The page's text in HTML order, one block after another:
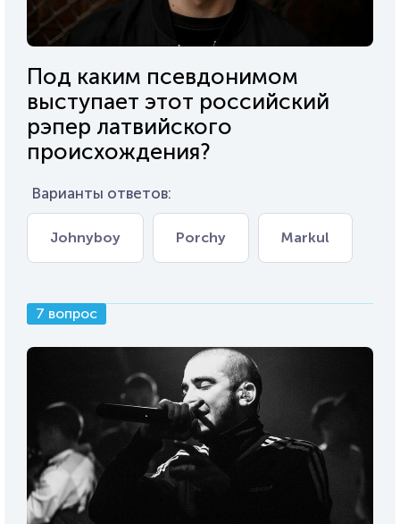
Под каким псевдонимом
выступает этот российский
рэпер латвийского
происхождения?
Варианты ответов:
Johnyboy Porchy Markul
7 вопрос